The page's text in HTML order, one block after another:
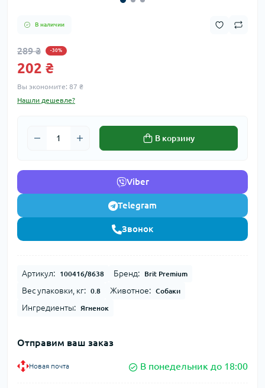
В наличии
289 ₴ -30%
202 ₴
Вы экономите: 87 ₴
Нашли дешевле?
В корзину
Viber
Telegram
Звонок
Артикул: 100416/8638 Бренд: Brit Premium
Вес упаковки, кг: 0.8 Животное: Собаки
Ингредиенты: Ягненок
Отправим ваш заказ
Новая почта В понедельник до 18:00